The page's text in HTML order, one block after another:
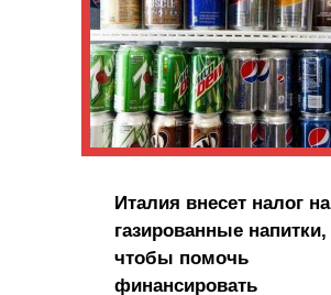
Италия внесет налог на
газированные напитки,
чтобы помочь
финансировать